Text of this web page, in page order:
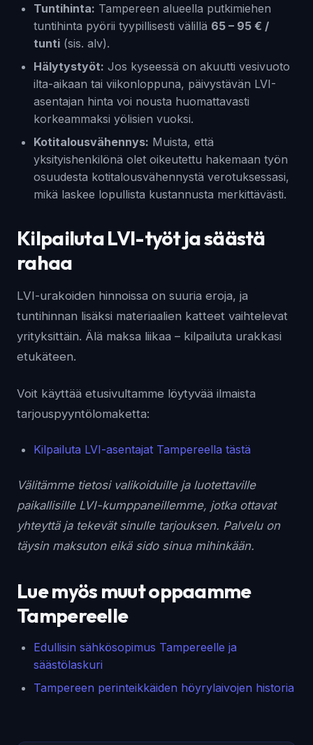
Tuntihinta: Tampereen alueella putkimiehen
tuntihinta pyörii tyypillisesti välillä 65 – 95 € /
tunti (sis. alv).
Hälytystyöt: Jos kyseessä on akuutti vesivuoto
ilta-aikaan tai viikonloppuna, päivystävän LVI-
asentajan hinta voi nousta huomattavasti
korkeammaksi yölisien vuoksi.
Kotitalousvähennys: Muista, että
yksityishenkilönä olet oikeutettu hakemaan työn
osuudesta kotitalousvähennystä verotuksessasi,
mikä laskee lopullista kustannusta merkittävästi.
Kilpailuta LVI-työt ja säästä
rahaa
LVI-urakoiden hinnoissa on suuria eroja, ja
tuntihinnan lisäksi materiaalien katteet vaihtelevat
yrityksittäin. Älä maksa liikaa – kilpailuta urakkasi
etukäteen.
Voit käyttää etusivultamme löytyvää ilmaista
tarjouspyyntölomaketta:
Kilpailuta LVI-asentajat Tampereella tästä
Välitämme tietosi valikoiduille ja luotettaville
paikallisille LVI-kumppaneillemme, jotka ottavat
yhteyttä ja tekevät sinulle tarjouksen. Palvelu on
täysin maksuton eikä sido sinua mihinkään.
Lue myös muut oppaamme
Tampereelle
Edullisin sähkösopimus Tampereelle ja
säästölaskuri
Tampereen perinteikkäiden höyrylaivojen historia